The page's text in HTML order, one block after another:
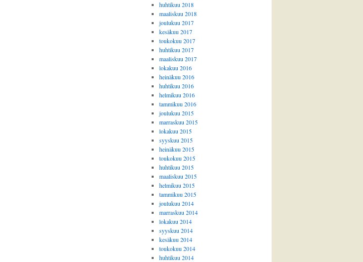
huhtikuu 2018
maaliskuu 2018
joulukuu 2017
kesäkuu 2017
toukokuu 2017
huhtikuu 2017
maaliskuu 2017
lokakuu 2016
heinäkuu 2016
huhtikuu 2016
helmikuu 2016
tammikuu 2016
joulukuu 2015
marraskuu 2015
lokakuu 2015
syyskuu 2015
heinäkuu 2015
toukokuu 2015
huhtikuu 2015
maaliskuu 2015
helmikuu 2015
tammikuu 2015
joulukuu 2014
marraskuu 2014
lokakuu 2014
syyskuu 2014
kesäkuu 2014
toukokuu 2014
huhtikuu 2014